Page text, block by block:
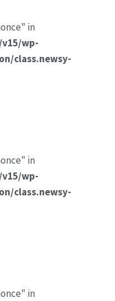
in
wp-
class.newsy-
in
wp-
class.newsy-
in